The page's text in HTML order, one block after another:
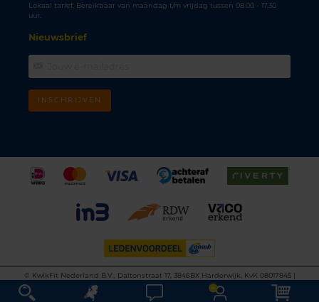
Lokaal tarief. Bereikbaar van maandag t/m vrijdag tussen 08.00 - 17.30
uur.
Nieuwsbrief
INSCHRIJVEN
©
KwikFit Nederland B.V., Daltonstraat 17, 3846BX Harderwijk, KvK 08017845 |
Algemene voorwaarden
Privacyverklaring Cookiebeleid
Disclaimer
This site is protected by reCAPTCHA and the Google
Privacy Policy
Terms of